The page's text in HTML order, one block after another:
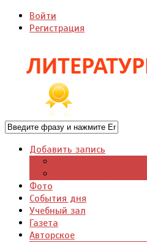
Войти
Регистрация
Добавить запись
Фото
События дня
Учебный зал
Газета
Авторское